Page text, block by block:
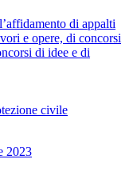
di appalti
e opere, di concorsi
di idee e di
civile
2023